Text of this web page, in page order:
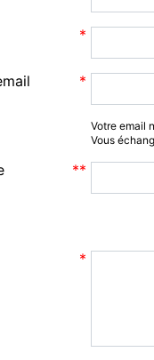
Votre email
Vous